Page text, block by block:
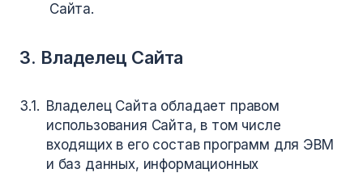
Сайта.
3. Владелец Сайта
Владелец Сайта обладает правом
использования Сайта, в том числе
входящих в его состав программ для ЭВМ
и баз данных, информационных